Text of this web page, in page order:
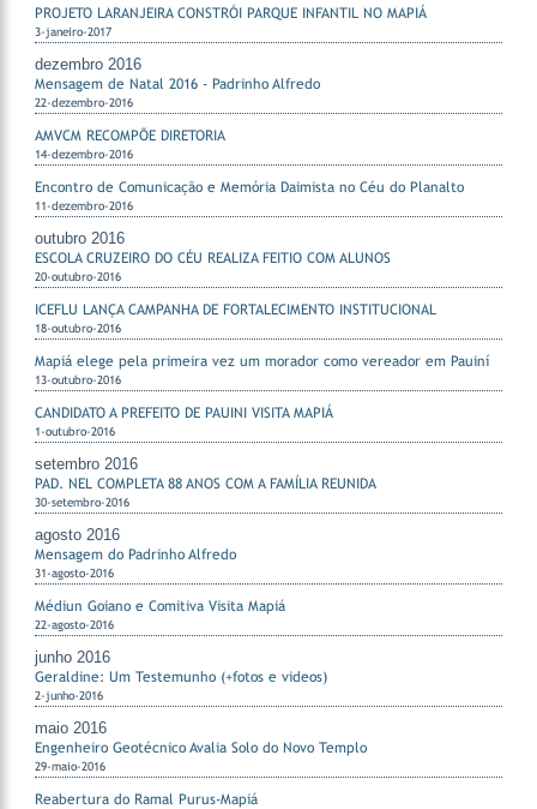
PROJETO LARANJEIRA CONSTRÓI PARQUE INFANTIL NO MAPIÁ
3-janeiro-2017
dezembro 2016
Mensagem de Natal 2016 - Padrinho Alfredo
22-dezembro-2016
AMVCM RECOMPÕE DIRETORIA
14-dezembro-2016
Encontro de Comunicação e Memória Daimista no Céu do Planalto
11-dezembro-2016
outubro 2016
ESCOLA CRUZEIRO DO CÉU REALIZA FEITIO COM ALUNOS
20-outubro-2016
ICEFLU LANÇA CAMPANHA DE FORTALECIMENTO INSTITUCIONAL
18-outubro-2016
Mapiá elege pela primeira vez um morador como vereador em Pauiní
13-outubro-2016
CANDIDATO A PREFEITO DE PAUINI VISITA MAPIÁ
1-outubro-2016
setembro 2016
PAD. NEL COMPLETA 88 ANOS COM A FAMÍLIA REUNIDA
30-setembro-2016
agosto 2016
Mensagem do Padrinho Alfredo
31-agosto-2016
Médiun Goiano e Comitiva Visita Mapiá
22-agosto-2016
junho 2016
Geraldine: Um Testemunho (+fotos e videos)
2-junho-2016
maio 2016
Engenheiro Geotécnico Avalia Solo do Novo Templo
29-maio-2016
Reabertura do Ramal Purus-Mapiá